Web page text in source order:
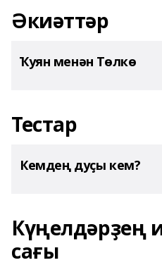
Әкиәттәр
Ҡуян менән Төлкө
Тестар
Кемдең дуҫы кем?
Күңелдәрҙең
сағы